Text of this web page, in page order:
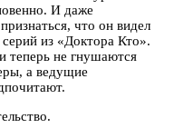
И даже
что он видел
из «Доктора Кто».
теперь не гнушаются
а ведущие